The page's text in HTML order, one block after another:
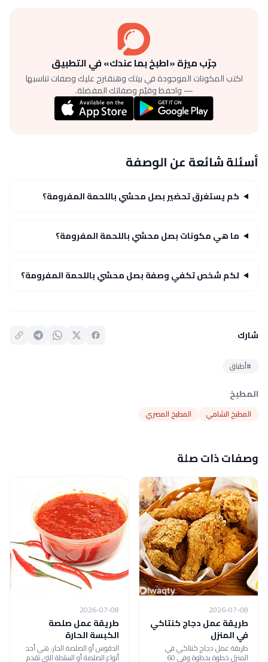
جرّب ميزة «اطبخ بما عندك» في التطبيق
اكتب المكونات الموجودة في بيتك وهنقترح عليك وصفات تناسبها
— واحفظ وقيّم وصفاتك المفضلة.
أسئلة شائعة عن الوصفة
كم يستغرق تحضير بصل محشي باللحمة المفرومة؟
ما هي مكونات بصل محشي باللحمة المفرومة؟
لكم شخص تكفي وصفة بصل محشي باللحمة المفرومة؟
شارك
#أطباق
المطبخ
المطبخ الشامي المطبخ المصري
وصفات ذات صلة
2026-07-08
طريقة عمل دجاج كنتاكي
في المنزل
طريقة عمل دجاج كنتاكي في
المنزل خطوة بخطوة وفي 60
2026-07-08
طريقة عمل صلصة
الكبسة الحارة
الدقوس أو الصلصة الحار، هي أحد
أنواع الصلصة أو السلطة التي تقدم